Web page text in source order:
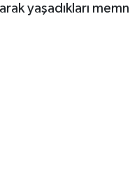
yaşadıkları